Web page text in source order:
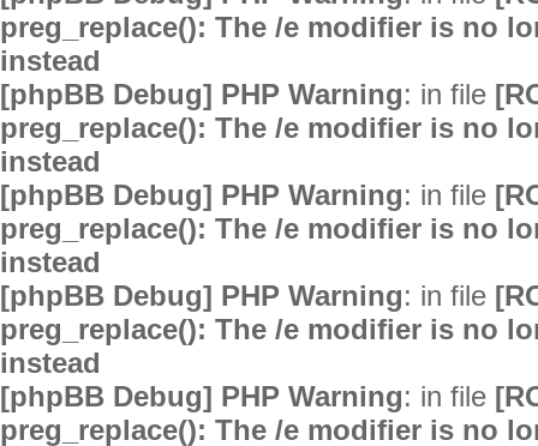
preg_replace(): The /e modifier is no
instead
[phpBB Debug] PHP Warning: in file
preg_replace(): The /e modifier is no
instead
[phpBB Debug] PHP Warning: in file
preg_replace(): The /e modifier is no
instead
[phpBB Debug] PHP Warning: in file
preg_replace(): The /e modifier is no
instead
[phpBB Debug] PHP Warning: in file
preg_replace(): The /e modifier is no